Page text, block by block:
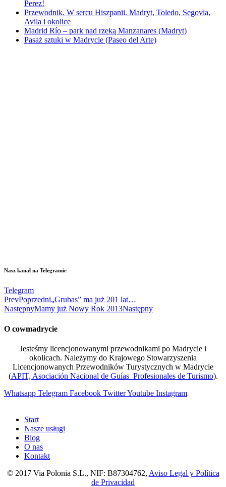
Perez!
Przewodnik. W sercu Hiszpanii. Madryt, Toledo, Segovia,
Avila i okolice
Madrid Río – park nad rzeką Manzanares (Madryt)
Pasaż sztuki w Madrycie (Paseo del Arte)
Nasz kanał na Telegramie
Telegram
PrevPoprzedni„Grubas” ma już 201 lat…
NastępnyMamy już Nowy Rok 2013Następny
O cowmadrycie
Jesteśmy licencjonowanymi przewodnikami po Madrycie i
okolicach. Należymy do Krajowego Stowarzyszenia
Licencjonowanych Przewodników Turystycznych w Madrycie
(APIT, Asociación Nacional de Guías Profesionales de Turismo).
Whatsapp Telegram Facebook TwitterYoutube Instagram
Start
Nasze usługi
Blog
O nas
Kontakt
© 2017 Via Polonia S.L., NIF: B87304762, Aviso Legal y Política
de Privacidad